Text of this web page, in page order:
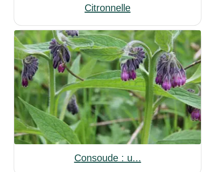
Citronnelle
Consoude : u...